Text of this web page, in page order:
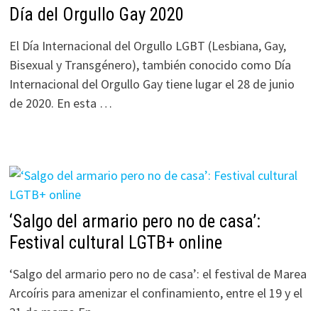
Día del Orgullo Gay 2020
El Día Internacional del Orgullo LGBT (Lesbiana, Gay,
Bisexual y Transgénero), también conocido como Día
Internacional del Orgullo Gay tiene lugar el 28 de junio
de 2020. En esta …
‘Salgo del armario pero no de casa’:
Festival cultural LGTB+ online
‘Salgo del armario pero no de casa’: el festival de Marea
Arcoíris para amenizar el confinamiento, entre el 19 y el